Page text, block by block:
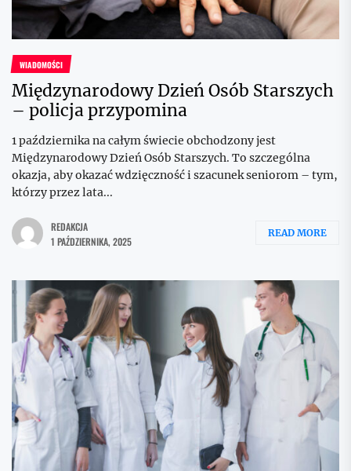
WIADOMOŚCI
Międzynarodowy Dzień Osób Starszych
– policja przypomina
1 października na całym świecie obchodzony jest
Międzynarodowy Dzień Osób Starszych. To szczególna
okazja, aby okazać wdzięczność i szacunek seniorom – tym,
którzy przez lata...
REDAKCJA
1 PAŹDZIERNIKA, 2025
READ MORE